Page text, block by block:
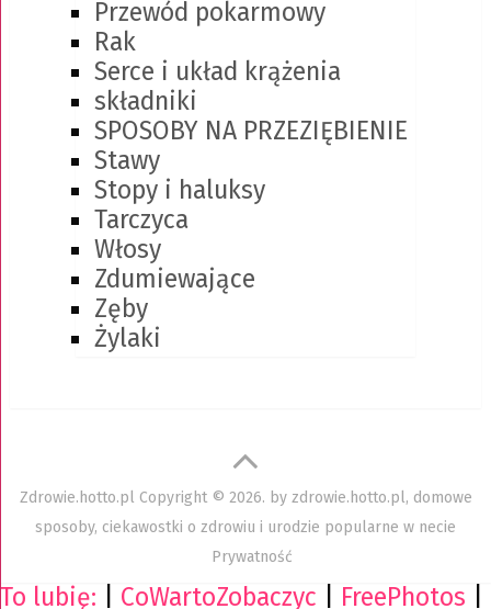
Przewód pokarmowy
Rak
Serce i układ krążenia
składniki
SPOSOBY NA PRZEZIĘBIENIE
Stawy
Stopy i haluksy
Tarczyca
Włosy
Zdumiewające
Zęby
Żylaki
Zdrowie.hotto.pl Copyright © 2026. by zdrowie.hotto.pl, domowe
sposoby, ciekawostki o zdrowiu i urodzie popularne w necie
Prywatność
To lubię: CoWartoZobaczyc FreePhotos